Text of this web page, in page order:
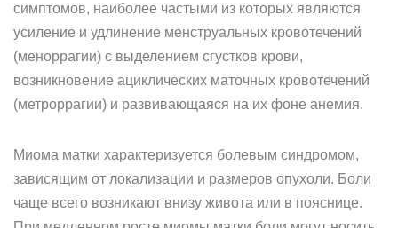
симптомов, наиболее частыми из которых являются
усиление и удлинение менструальных кровотечений
(меноррагии) с выделением сгустков крови,
возникновение ациклических маточных кровотечений
(метроррагии) и развивающаяся на их фоне анемия.
Миома матки характеризуется болевым синдромом,
зависящим от локализации и размеров опухоли. Боли
чаще всего возникают внизу живота или в пояснице.